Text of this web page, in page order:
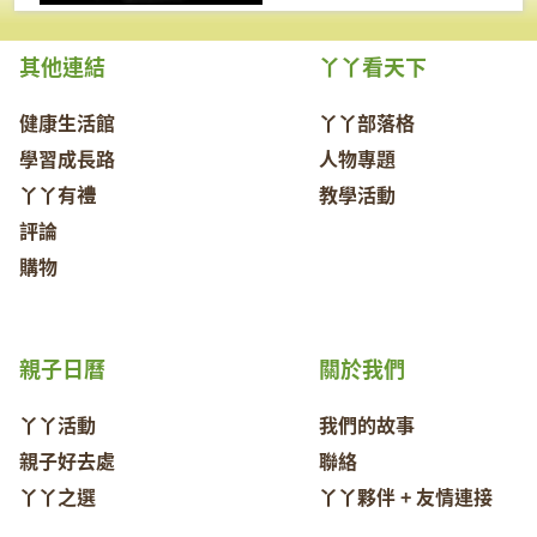
其他連結
健康生活館
學習成長路
丫丫有禮
評論
購物
丫丫看天下
丫丫部落格
人物專題
教學活動
關於我們
我們的故事
聯絡
丫丫夥伴 + 友情連接
親子日曆
丫丫活動
親子好去處
丫丫之選